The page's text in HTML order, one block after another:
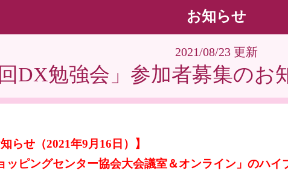
お知らせ
2021/08/23 更新
DX勉強会」参加者募集のお
らせ（2021年9月16日）】
ッピングセンター協会大会議室＆オンライン」のハ